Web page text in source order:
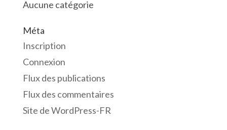
Aucune catégorie
Méta
Inscription
Connexion
Flux des publications
Flux des commentaires
Site de WordPress-FR